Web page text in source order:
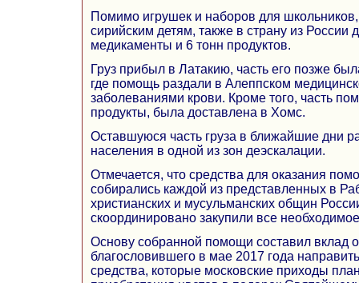
Помимо игрушек и наборов для
сирийским детям, также в страну из России
медикаменты и 6 тонн продуктов.
Груз прибыл в Латакию, часть его позже
где помощь раздали в Алеппском
заболеваниями крови. Кроме того, часть
продукты, была доставлена в Хомс.
Оставшуюся часть груза в ближайшие дни
населения в одной из зон деэскалации.
Отмечается, что средства для оказания
собирались каждой из представленных в
христианских и мусульманских общин
скоординировано закупили все
Основу собранной помощи составил вклад
благословившего в мае 2017 года
средства, которые московские приходы